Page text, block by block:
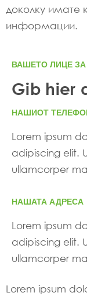
доколку имате
информации.
ВАШЕТО ЛИЦЕ
Gib hier
НАШИОТ
Lorem ipsum
adipiscing elit.
ullamcorper
НАШАТА АДРЕСА
Lorem ipsum
adipiscing elit.
ullamcorper
Lorem ipsum